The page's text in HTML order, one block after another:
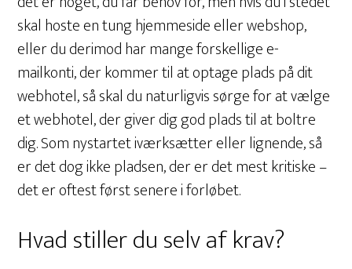
skal hoste en tung hjemmeside eller webshop,
eller du derimod har mange forskellige e-
mailkonti, der kommer til at optage plads på dit
webhotel, så skal du naturligvis sørge for at vælge
et webhotel, der giver dig god plads til at boltre
dig. Som nystartet iværksætter eller lignende, så
er det dog ikke pladsen, der er det mest kritiske –
det er oftest først senere i forløbet.
Hvad stiller du selv af krav?